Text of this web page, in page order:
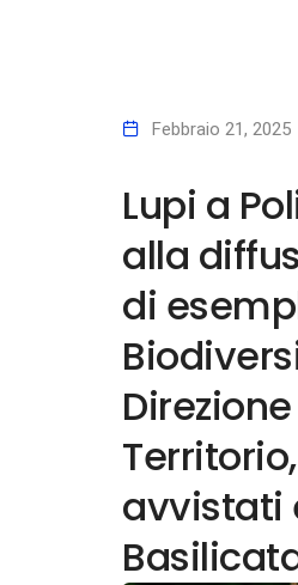
Febbraio 21, 2025
Lupi a
alla
di
avvistati